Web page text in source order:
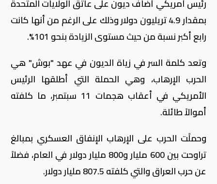
رئيس أمريكي أضاف ديون على عاتق الولايات المتحدة
بمقدار 4.9 تريليون دولار وذلك على الرغم من أنها كانت
رابع أكبر نسبة من حيث مستوى الزيادة بنحو 101%.
وتعد كلمة السر في زياة الديون في عهد "بوش" هي
الحرب الإرهاب، وهي الحملة التي أطلقها الرئيس
الأمريكي في أعقاب هجمات 11 سبتمبر، ما كلفته
أموالاً طائلة.
وحملًت الحرب على الإرهاب الإنفاق العسكري بمبالغ
تراوحت بين 600 مليار و800 مليار دولار في العام، فضلاً
عن حرب العراق والتي كلفته 807.5 مليار دولار.